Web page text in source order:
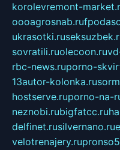
korolevremont-
oooagrosnab.ru
ukrasotki.ru
sovratili.ruolecoon.ru
rbc-news.ruporno-
13autor-kolonka.ru
hostserve.ruporno-na-
neznobi.rubigfatcc.ru
delfinet.rusilvernano.ru
velotrenajery.ru